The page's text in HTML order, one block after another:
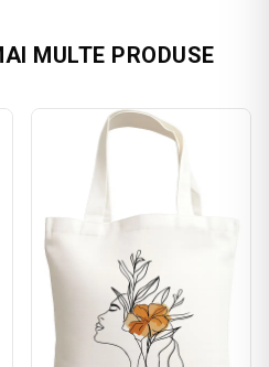
MULTE PRODUSE